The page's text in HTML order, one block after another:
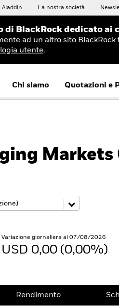
Aladdin La nostra società
di BlackRock dedicato
ad un altro sito
utente.
Chi siamo Quotazioni e
Variazione giornaliera al 07/08/2026
USD 0,00 (0,00%)
Rendimento